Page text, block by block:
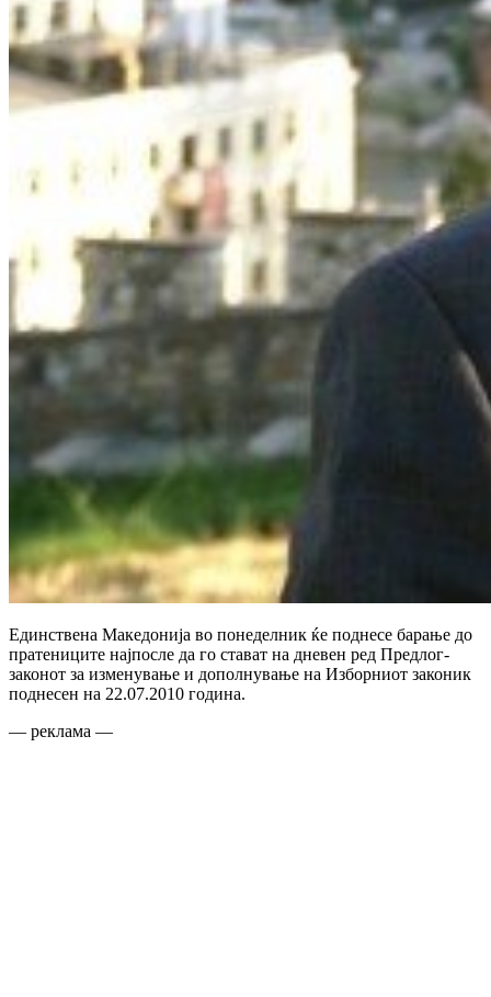
Единствена Македонија во понеделник ќе поднесе барање до
пратениците најпосле да го стават на дневен ред Предлог-
законот за изменување и дополнување на Изборниот законик
поднесен на 22.07.2010 година.
— реклама —